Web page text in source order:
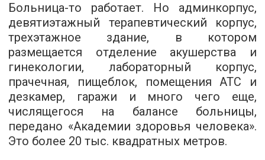
Больница-то работает. Но админкорпус,
девятиэтажный терапевтический корпус,
трехэтажное здание, в котором
размещается отделение акушерства и
гинекологии, лабораторный корпус,
прачечная, пищеблок, помещения АТС и
дезкамер, гаражи и много чего еще,
числящегося на балансе больницы,
передано «Академии здоровья человека».
Это более 20 тыс. квадратных метров.